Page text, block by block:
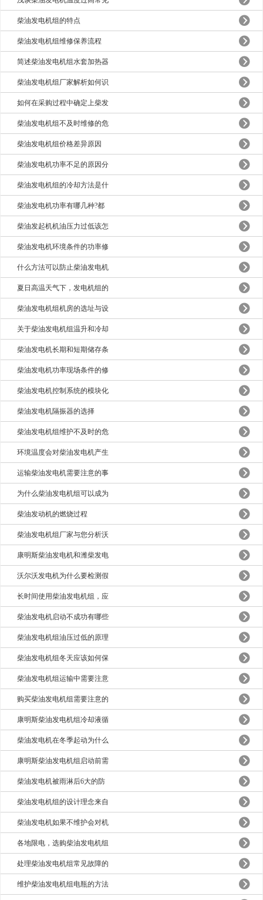
柴油发电机组的特点
柴油发电机组维修保养流程
简述柴油发电机组水套加热器
柴油发电机组厂家解析如何识
如何在采购过程中确定上柴发
柴油发电机组不及时维修的危
​柴油发电机组价格差异原因
柴油发电机功率不足的原因分
柴油发电机组的冷却方法是什
柴油发电机功率有哪几种?都
柴油发起机机油压力过低该怎
柴油发电机环境条件的功率修
什么方法可以防止柴油发电机
夏日高温天气下，发电机组的
柴油发电机组机房的选址与设
关于柴油发电机组温升和冷却
柴油发电机长期和短期储存条
柴油发电机功率现场条件的修
柴油发电机控制系统的模块化
柴油发电机隔振器的选择
柴油发电机组维护不及时的危
环境温度会对柴油发电机产生
运输柴油发电机需要注意的事
为什么柴油发电机组可以成为
柴油发动机的燃烧过程
柴油发电机组厂家与您分析沃
康明斯柴油发电机和潍柴发电
沃尔沃发电机为什么要检测假
长时间使用柴油发电机组，应
柴油发电机启动不成功有哪些
柴油发电机组油压过低的原理
柴油发电机组冬天应该如何保
柴油发电机组运输中需要注意
购买柴油发电机组需要注意的
康明斯柴油发电机组冷却液循
柴油发电机在冬季起动为什么
康明斯柴油发电机组启动前需
柴油发电机被雨淋后6大的防
柴油发电机组的设计理念来自
柴油发电机如果不维护会对机
各地限电，选购柴油发电机组
处理柴油发电机组常见故障的
维护柴油发电机组电瓶的方法